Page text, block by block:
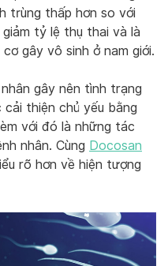
trùng thấp hơn so với
tỷ lệ thụ thai và là
gây vô sinh ở nam giới.
gây nên tình trạng
thiện chủ yếu bằng
với đó là những tác
nhân. Cùng Docosan
rõ hơn về hiện tượng